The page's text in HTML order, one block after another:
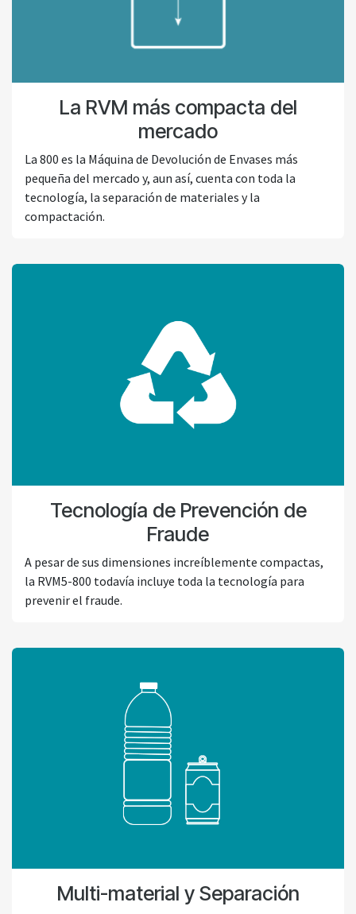
La RVM más compacta del
mercado
La 800 es la Máquina de Devolución de Envases más
pequeña del mercado y, aun así, cuenta con toda la
tecnología, la separación de materiales y la
compactación.
Tecnología de Prevención de
Fraude
A pesar de sus dimensiones increíblemente compactas,
la RVM5-800 todavía incluye toda la tecnología para
prevenir el fraude.
Multi-material y Separación